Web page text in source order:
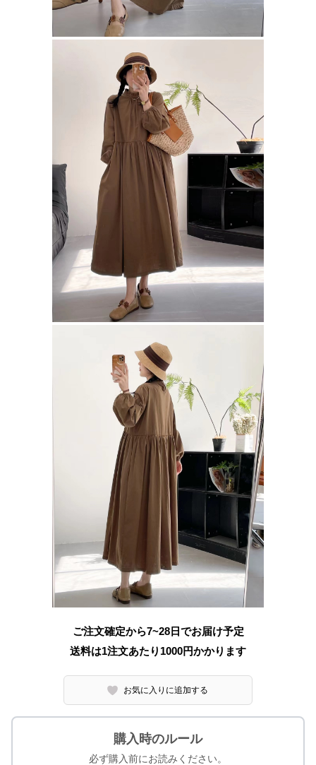
ご注文確定から7~28日でお届け予定
送料は1注文あたり 1000円かかります
お気に入りに追加する
購入時のルール
必ず購入前にお読みください。